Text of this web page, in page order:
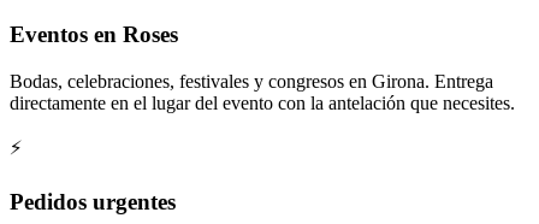
Eventos en Roses
Bodas, celebraciones, festivales y congresos en Girona. Entrega
directamente en el lugar del evento con la antelación que necesites.
⚡
Pedidos urgentes